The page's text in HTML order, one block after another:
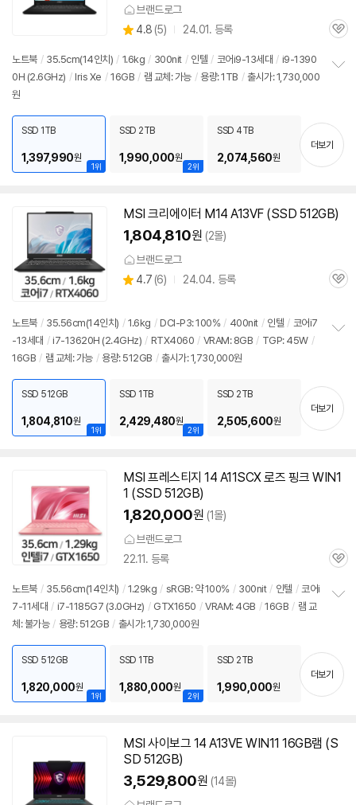
브랜드로그
별
점
4.8 (상
리
뷰
5) 24.01. 등록
관
노트북 / 35.5cm(14인치 ) / 1.6kg / 300nit / 인텔 / 코어i9-13세대 / i9-1390
0H (2.6GHz) / Iris Xe / 16GB / 램 교체: 가능 / 용량: 1TB / 출시가: 1,730,000
원
기
1위
SSD 1TB
1,397,990원
2위
SSD 2TB
1,990,000원
SSD 4TB
2,074,560원
더보기
MSI 크리에이터 M14 A13VF (SSD 512GB)
1,804,810원 (2몰)
브랜드로그
별
4.7 (상
6) 24.04. 등록
관
노트북 / 35.56cm(14인치) / 1.6kg / DCI-P3: 100% / 400nit / 인텔 / 코어i7
-13세대 / i7-13620H (2.4GHz) / RTX4060 / VRAM: 8GB / TGP: 45W /
16GB / 램 교체: 가능 / 용량: 512GB / 출시가: 1,730,000원
기
1위
SSD 512GB
1,804,810원
2위
SSD 1TB
2,429,480원
SSD 2TB
2,505,600원
더보기
MSI 프레스티지 14 A11SCX 로즈 핑크 WIN1
1 (SSD 512GB)
1,820,000원 (1몰)
브랜드로그
22.11. 등록
관
노트북 / 35.56cm(14인치) / 1.29kg / sRGB: 약 100% / 300nit / 인텔 / 코어i
7-11세대 / i7-1185G7 (3.0GHz) / GTX1650 / VRAM: 4GB / 16GB / 램 교
체: 불가능 / 용량: 512GB / 출시가: 1,730,000원
기
1위
SSD 512GB
1,820,000원
2위
SSD 1TB
1,880,000원
SSD 2TB
1,990,000원
더보기
MSI 사이보그 14 A13VE WIN11 16GB램 (S
SD 512GB)
3,529,800원 (14몰)